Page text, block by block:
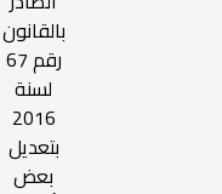
بالقانون
رقم 67
لسنة
2016
بتعديل
بعض